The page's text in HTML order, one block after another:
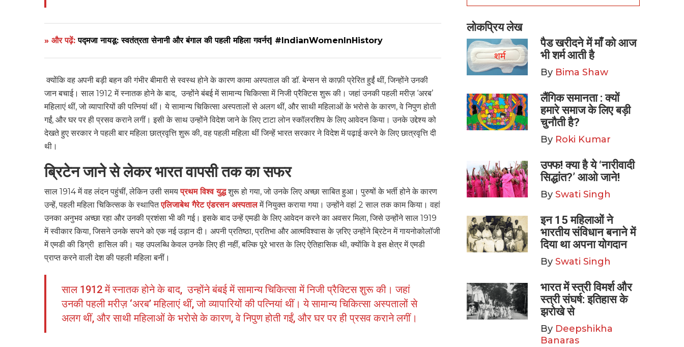
» और पढ़ें:पद्मजा नायडू: स्वतंत्रता सेनानी और बंगाल की पहली महिला गवर्नर| #IndianWomenInHistory
क्योंकि वह अपनी बड़ी बहन की गंभीर बीमारी से स्वस्थ होने के कारण कामा अस्पताल की डॉ. बेन्सन से काफ़ी प्रेरित हुईं थीं, जिन्होंने उनकी
जान बचाई। साल 1912 में स्नातक होने के बाद, उन्होंने बंबई में सामान्य चिकित्सा में निजी प्रैक्टिस शुरू की। जहां उनकी पहली मरीज़ ‘अरब’
महिलाएं थीं, जो व्यापारियों की पत्नियां थीं। ये सामान्य चिकित्सा अस्पतालों से अलग थीं, और साथी महिलाओं के भरोसे के कारण, वे निपुण होती
गईं, और घर पर ही प्रसव कराने लगीं। इसी के साथ उन्होंने विदेश जाने के लिए टाटा लोन स्कॉलरशिप के लिए आवेदन किया। उनके उद्देश्य को
देखते हुए सरकार ने पहली बार महिला छात्रवृत्ति शुरू की, वह पहली महिला थीं जिन्हें भारत सरकार ने विदेश में पढ़ाई करने के लिए छात्रवृत्ति दी
थी।
ब्रिटेन जाने से लेकर भारत वापसी तक का सफर
साल 1914 में वह लंदन पहुंचीं, लेकिन उसी समयप्रथम विश्व युद्धशुरू हो गया, जो उनके लिए अच्छा साबित हुआ। पुरुषों के भर्ती होने के कारण
उन्हें, पहली महिला चिकित्सक के स्थापितएलिजाबेथ गैरेट एंडरसन अस्पतालमें नियुक्त कराया गया। उन्होंने वहां 2 साल तक काम किया। वहां
उनका अनुभव अच्छा रहा और उनकी प्रशंसा भी की गई। इसके बाद उन्हें एमडी के लिए आवेदन करने का अवसर मिला, जिसे उन्होंने साल 1919
में स्वीकार किया, जिसने उनके सपने को एक नई उड़ान दी। अपनी प्रतिष्ठा, प्रतिभा और आत्मविश्वास के ज़रिए उन्होंने ब्रिटेन में गायनोकोलॉजी
में एमडी की डिग्री हासिल की। यह उपलब्धि केवल उनके लिए ही नहीं, बल्कि पूरे भारत के लिए ऐतिहासिक थी, क्योंकि वे इस क्षेत्र में एमडी
प्राप्त करने वाली देश की पहली महिला बनीं।
साल 1912 में स्नातक होने के बाद, उन्होंने बंबई में सामान्य चिकित्सा में निजी प्रैक्टिस शुरू की। जहां
उनकी पहली मरीज़ ‘अरब’ महिलाएं थीं, जो व्यापारियों की पत्नियां थीं। ये सामान्य चिकित्सा अस्पतालों से
अलग थीं, और साथी महिलाओं के भरोसे के कारण, वे निपुण होती गईं, और घर पर ही प्रसव कराने लगीं।
लोकप्रिय लेख
पैड खरीदने में माँ को आज
भी शर्म आती है
By Bima Shaw
लैंगिक समानता : क्यों
हमारे समाज के लिए बड़ी
चुनौती है?
By Roki Kumar
उफ्फ! क्या है ये ‘नारीवादी
सिद्धांत?’ आओ जाने!
By Swati Singh
इन 15 महिलाओं ने
भारतीय संविधान बनाने में
दिया था अपना योगदान
By Swati Singh
भारत में स्त्री विमर्श और
स्त्री संघर्ष: इतिहास के
झरोखे से
By Deepshikha
Banaras